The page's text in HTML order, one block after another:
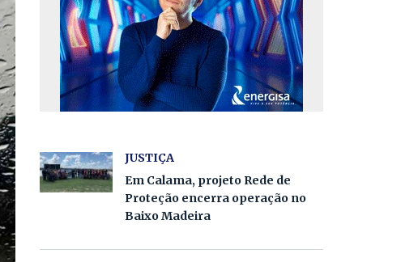
JUSTIÇA
Em Calama, projeto Rede de
Proteção encerra operação no
Baixo Madeira